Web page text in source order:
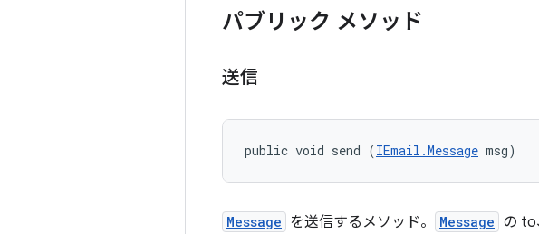
パブリック メソッド
送信
public void send (IEmail.Message msg)
Message を送信するメソッド。 Message の to